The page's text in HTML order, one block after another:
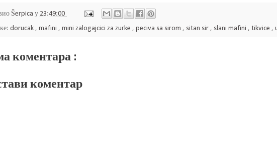
Šerpica у 23:49:00
dorucak , mafini , mini zalogajcici za zurke , peciva sa sirom , sitan sir , slani mafini , tikvice ,
коментара :
коментар